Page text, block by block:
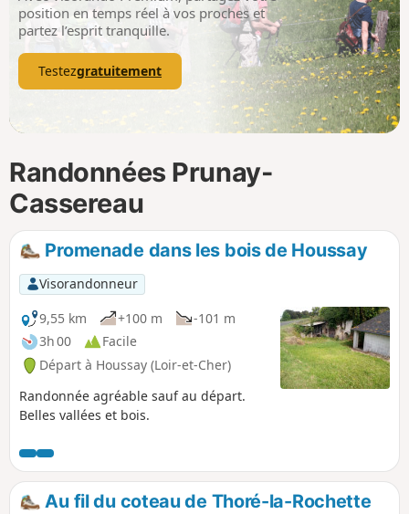
p
position en temps réel à vos proches et
partez l’esprit tranquille.
Testezgratuitement
Randonnées Prunay-
Cassereau
Promenade dans les bois de Houssay
Visorandonneur
9,55 km
+100 m
-101 m
3h 00
Facile
Départ à Houssay (Loir-et-Cher)
Randonnée agréable sauf au départ.
Belles vallées et bois.
Au fil du coteau de Thoré-la-Rochette